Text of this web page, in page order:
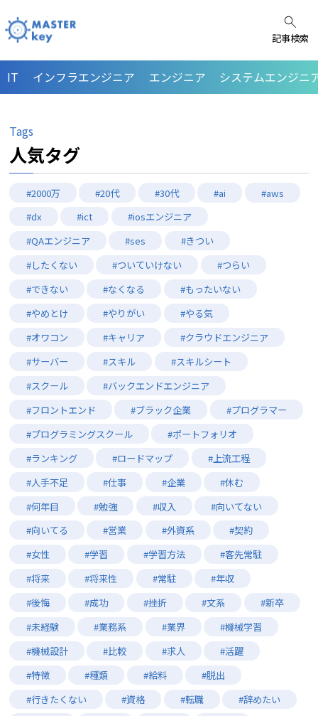
記事検索
IT インフラエンジニア エンジニア システムエンジニ
Tags
人気タグ
#2000万 #20代 #30代 #ai
#aws
#dx
#ict
#iosエンジニア
#QAエンジニア
#ses
#きつい
#したくない
#ついていけない
#つらい
#できない
#なくなる
#もったいない
#やめとけ
#やりがい
#やる気
#オワコン
#キャリア
#クラウドエンジニア
#サーバー
#スキル
#スキルシート
#スクール
#バックエンドエンジニア
#フロントエンド
#ブラック企業
#プログラマー
#プログラミングスクール
#ポートフォリオ
#ランキング
#ロードマップ
#上流工程
#人手不足
#仕事 #企業
#休む
#何年目
#勉強 #収入
#向いてない
#向いてる
#営業 #外資系
#契約
#女性
#学習 #学習方法
#客先常駐
#将来
#将来性 #常駐
#年収
#後悔
#成功 #挫折 #文系
#新卒
#未経験
#業務系 #業界
#機械学習
#機械設計
#比較 #求人
#活躍
#特徴
#種類 #給料
#脱出
#行きたくない
#資格 #転職
#辞めたい